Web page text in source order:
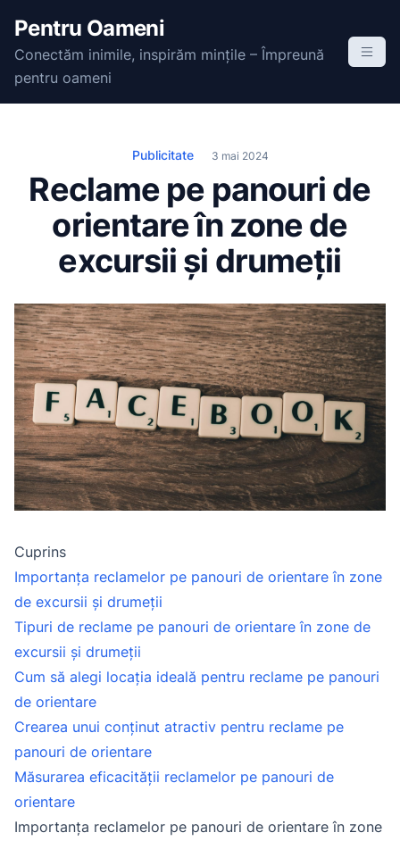
t
Pentru Oameni
Conectăm inimile, inspirăm mințile – Împreună
pentru oameni
Publicitate 3 mai 2024
Reclame pe panouri de
orientare în zone de
excursii și drumeții
Cuprins
Importanța reclamelor pe panouri de orientare în zone
de excursii și drumeții
Tipuri de reclame pe panouri de orientare în zone de
excursii și drumeții
Cum să alegi locația ideală pentru reclame pe panouri
de orientare
Crearea unui conținut atractiv pentru reclame pe
panouri de orientare
Măsurarea eficacității reclamelor pe panouri de
orientare
Importanța reclamelor pe panouri de orientare în zone